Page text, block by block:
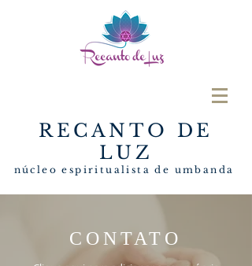
RECANTO DE
LUZ
núcleo espiritualista de umbanda
CONTATO